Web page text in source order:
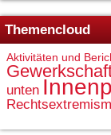
Themencloud
Aktivitäten und
unten